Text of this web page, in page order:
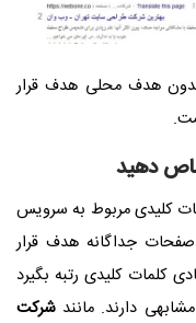
هدف محلی هدف قرار
کلیدی مربوط به سرویس
صفحات جداگانه هدف قرار
کلیدی رتبه بگیرد
دارند. مانند شرکت